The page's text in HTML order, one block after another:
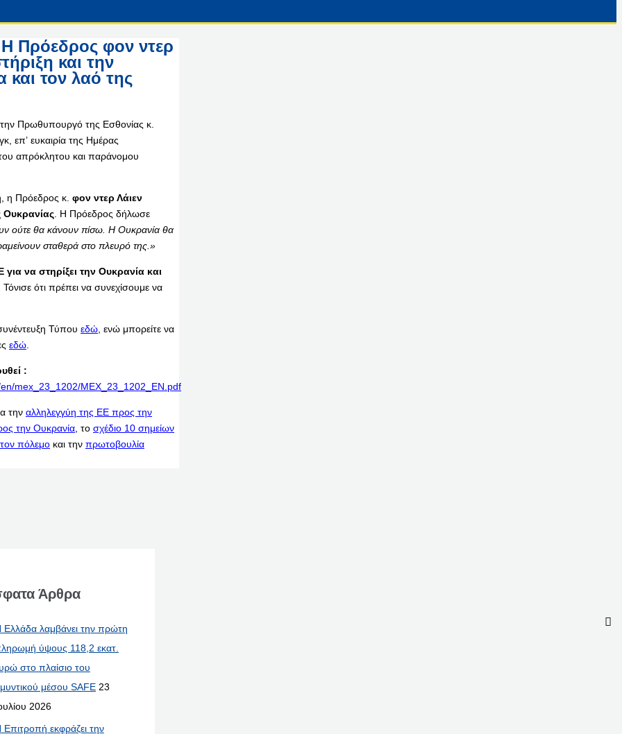
Πρόεδρος φον ντερ
και την
τον λαό της
Πρωθυπουργό της Εσθονίας κ.
επ’ ευκαιρία της Ημέρας
απρόκλητου και παράνομου
η Πρόεδρος κ. φον ντερ Λάιεν
Ουκρανίας . H Πρόεδρος δήλωσε
ούτε θα κάνουν πίσω. Η Ουκρανία θα
σταθερά στο πλευρό της.»
να στηρίξει την Ουκρανία και
. Τόνισε ότι πρέπει να συνεχίσουμε να
Τύπου εδώ , ενώ μπορείτε να
εδώ
:
mex_23_1202/MEX_23_1202_EN.pdf
την αλληλεγγύη της ΕΕ προς την
την Ουκρανία , το σχέδιο 10 σημείων
πόλεμο και την πρωτοβουλία
Άρθρα
Ελλάδα λαμβάνει την πρώτη
ύψους 118,2 εκατ.
στο πλαίσιο του
μέσου SAFE 23
2026
Επιτροπή εκφράζει την